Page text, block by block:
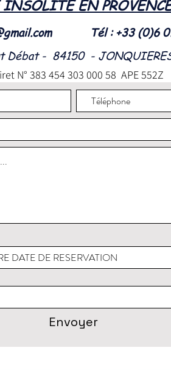
EN
Tél : +33 (0)6
Débat - 84150 -
N° 383 454 303 000 58 APE 552Z
Envoyer